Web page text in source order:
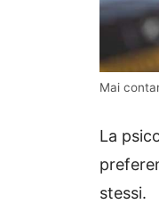
Mai
La
stessi.